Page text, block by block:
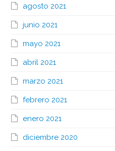
agosto 2021
junio 2021
mayo 2021
abril 2021
marzo 2021
febrero 2021
enero 2021
diciembre 2020